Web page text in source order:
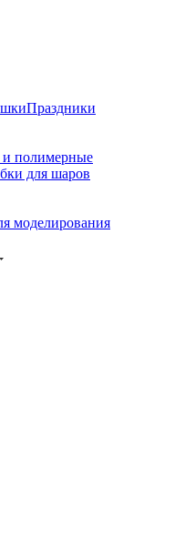
Праздники
и полимерные
для шаров
моделирования